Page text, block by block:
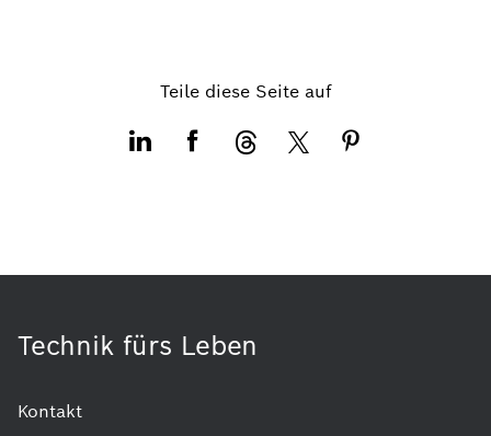
Teile diese Seite auf
Technik fürs Leben
Kontakt